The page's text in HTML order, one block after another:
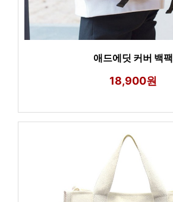
애드에딧 커버 백팩
18,900원